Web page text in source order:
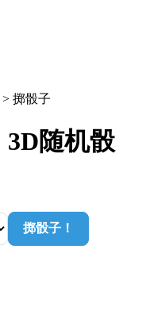
> 掷骰子
随机骰
掷骰子！